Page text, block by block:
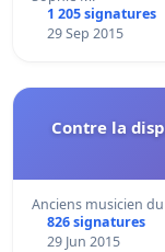
1 205 signatures
29 Sep 2015
Contre la
Anciens musicien
826 signatures
29 Jun 2015